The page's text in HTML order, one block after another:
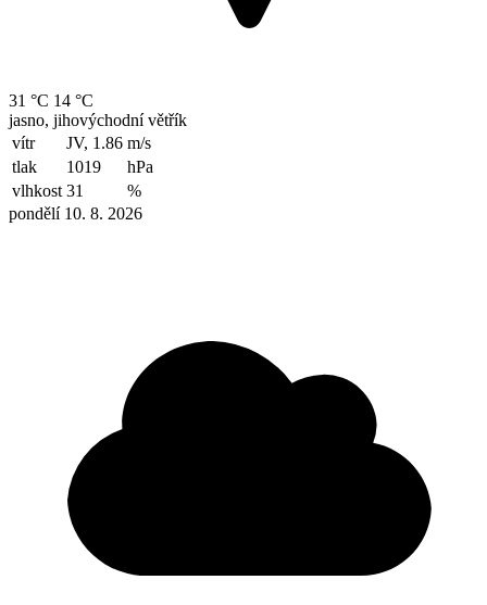
31 °C 14 °C
jasno, jihovýchodní větřík
vítr
JV, 1.86 m/s
tlak
1019
hPa
vlhkost 31
%
pondělí 10. 8. 2026